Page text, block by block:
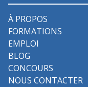
À PROPOS
FORMATIONS
EMPLOI
BLOG
CONCOURS
NOUS CONTACTER